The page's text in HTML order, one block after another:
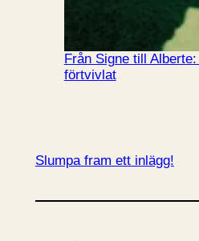
Från Signe till
förtvivlat
Slumpa fram ett inlägg!